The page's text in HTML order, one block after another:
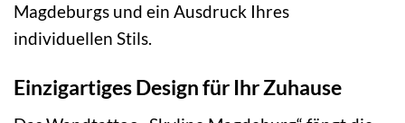
Magdeburgs und ein Ausdruck Ihres
individuellen Stils.
Einzigartiges Design für Ihr Zuhause